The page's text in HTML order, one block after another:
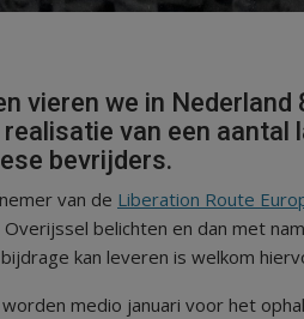
vieren we in
van een
bevrijders.
van de Liberation Route
belichten en dan met
kan leveren is welkom
medio januari voor het